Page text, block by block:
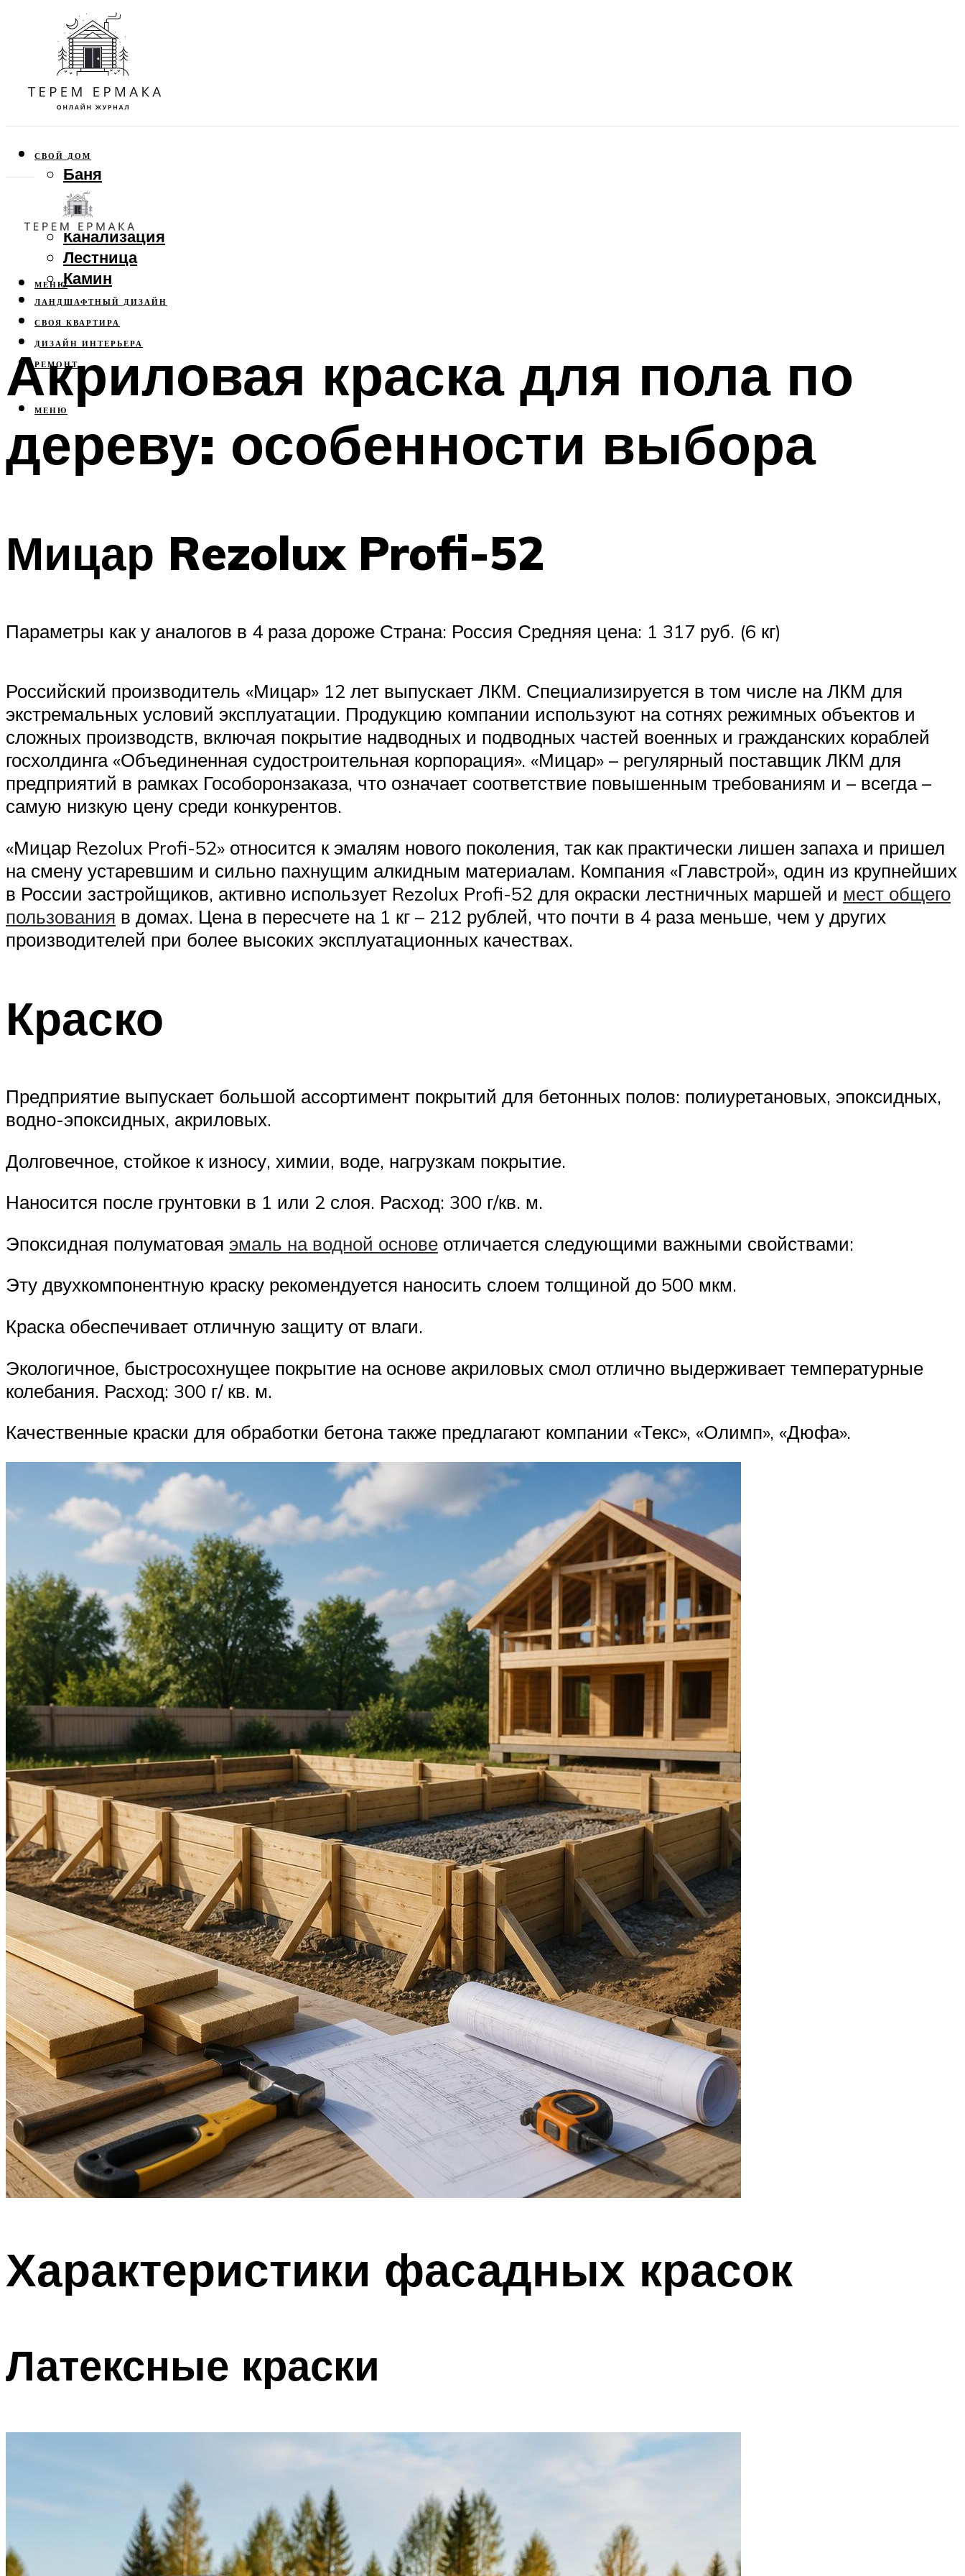
СВОЙ ДОМ
Баня
Веранда
Забор
Канализация
Лестница
Камин
ЛАНДШАФТНЫЙ ДИЗАЙН
СВОЯ КВАРТИРА
ДИЗАЙН ИНТЕРЬЕРА
РЕМОНТ
МЕНЮ
МЕНЮ
Акриловая краска для пола по
дереву: особенности выбора
Мицар Rezolux Profi-52
Параметры как у аналогов в 4 раза дороже Страна: Россия Средняя цена: 1 317 руб. (6 кг)
Российский производитель «Мицар» 12 лет выпускает ЛКМ. Специализируется в том числе на ЛКМ для
экстремальных условий эксплуатации. Продукцию компании используют на сотнях режимных объектов и
сложных производств, включая покрытие надводных и подводных частей военных и гражданских кораблей
госхолдинга «Объединенная судостроительная корпорация». «Мицар» – регулярный поставщик ЛКМ для
предприятий в рамках Гособоронзаказа, что означает соответствие повышенным требованиям и – всегда –
самую низкую цену среди конкурентов.
«Мицар Rezolux Profi-52» относится к эмалям нового поколения, так как практически лишен запаха и пришел
на смену устаревшим и сильно пахнущим алкидным материалам. Компания «Главстрой», один из крупнейших
в России застройщиков, активно использует Rezolux Profi-52 для окраски лестничных маршей и мест общего
пользования в домах. Цена в пересчете на 1 кг – 212 рублей, что почти в 4 раза меньше, чем у других
производителей при более высоких эксплуатационных качествах.
Краско
Предприятие выпускает большой ассортимент покрытий для бетонных полов: полиуретановых, эпоксидных,
водно-эпоксидных, акриловых.
Долговечное, стойкое к износу, химии, воде, нагрузкам покрытие.
Наносится после грунтовки в 1 или 2 слоя. Расход: 300 г/кв. м.
Эпоксидная полуматовая эмаль на водной основе отличается следующими важными свойствами:
Эту двухкомпонентную краску рекомендуется наносить слоем толщиной до 500 мкм.
Краска обеспечивает отличную защиту от влаги.
Экологичное, быстросохнущее покрытие на основе акриловых смол отлично выдерживает температурные
колебания. Расход: 300 г/ кв. м.
Качественные краски для обработки бетона также предлагают компании «Текс», «Олимп», «Дюфа».
Характеристики фасадных красок
Латексные краски